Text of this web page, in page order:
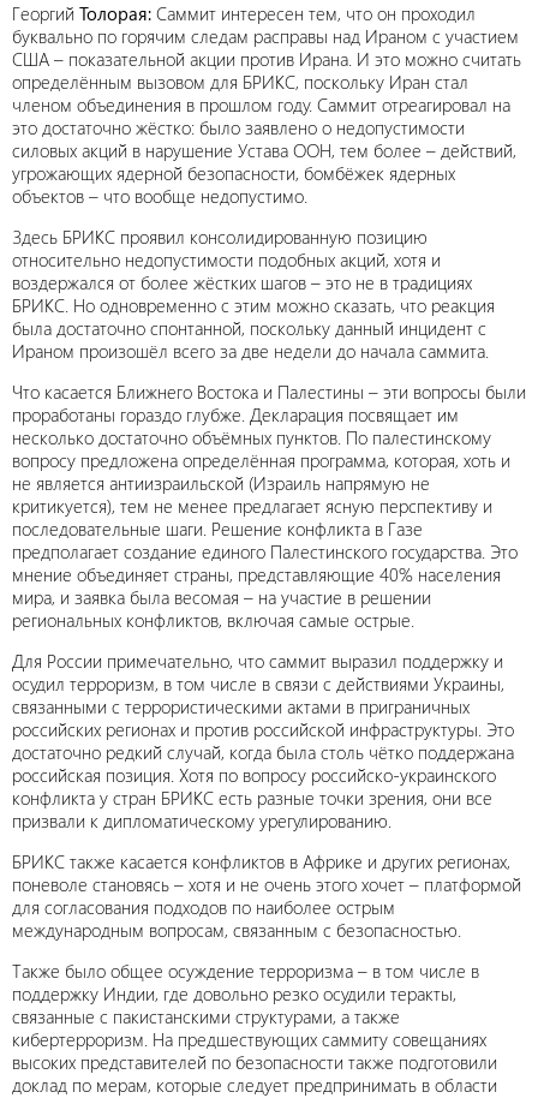
Георгий Толорая: Саммит интересен тем, что он проходил
буквально по горячим следам расправы над Ираном с участием
США – показательной акции против Ирана. И это можно считать
определённым вызовом для БРИКС, поскольку Иран стал
членом объединения в прошлом году. Саммит отреагировал на
это достаточно жёстко: было заявлено о недопустимости
силовых акций в нарушение Устава ООН, тем более – действий,
угрожающих ядерной безопасности, бомбёжек ядерных
объектов – что вообще недопустимо.
Здесь БРИКС проявил консолидированную позицию
относительно недопустимости подобных акций, хотя и
воздержался от более жёстких шагов – это не в традициях
БРИКС. Но одновременно с этим можно сказать, что реакция
была достаточно спонтанной, поскольку данный инцидент с
Ираном произошёл всего за две недели до начала саммита.
Что касается Ближнего Востока и Палестины – эти вопросы были
проработаны гораздо глубже. Декларация посвящает им
несколько достаточно объёмных пунктов. По палестинскому
вопросу предложена определённая программа, которая, хоть и
не является антиизраильской (Израиль напрямую не
критикуется), тем не менее предлагает ясную перспективу и
последовательные шаги. Решение конфликта в Газе
предполагает создание единого Палестинского государства. Это
мнение объединяет страны, представляющие 40% населения
мира, и заявка была весомая – на участие в решении
региональных конфликтов, включая самые острые.
Для России примечательно, что саммит выразил поддержку и
осудил терроризм, в том числе в связи с действиями Украины,
связанными с террористическими актами в приграничных
российских регионах и против российской инфраструктуры. Это
достаточно редкий случай, когда была столь чётко поддержана
российская позиция. Хотя по вопросу российско-украинского
конфликта у стран БРИКС есть разные точки зрения, они все
призвали к дипломатическому урегулированию.
БРИКС также касается конфликтов в Африке и других регионах,
поневоле становясь – хотя и не очень этого хочет – платформой
для согласования подходов по наиболее острым
международным вопросам, связанным с безопасностью.
Также было общее осуждение терроризма – в том числе в
поддержку Индии, где довольно резко осудили теракты,
связанные с пакистанскими структурами, а также
кибертерроризм. На предшествующих саммиту совещаниях
высоких представителей по безопасности также подготовили
доклад по мерам, которые следует предпринимать в области